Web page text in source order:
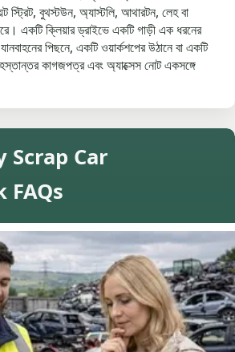
স্ট্রিট, বুথস্টউন, অ্যাস্টলি, আথারটন, লেহ বা
একটি ক্লিয়ার ড্রাইভে একটি গাড়ী এক ধরনের
পিছনে, একটি ওয়ার্কশপের উঠানে বা একটি
কাগজপত্র এবং অ্যাক্সেস নোট একসঙ্গে
Scrap Car
FAQs